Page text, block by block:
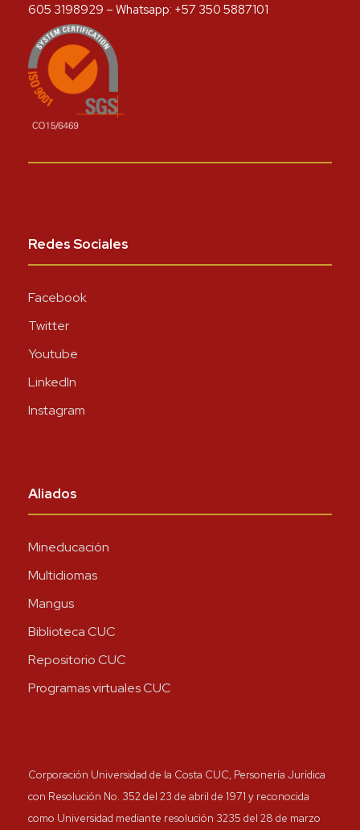
605 3198929 – Whatsapp: +57 350 5887101
Redes Sociales
Facebook
Twitter
Youtube
LinkedIn
Instagram
Aliados
Mineducación
Multidiomas
Mangus
Biblioteca CUC
Repositorio CUC
Programas virtuales CUC
Corporación Universidad de la Costa CUC, Personería Jurídica
con Resolución No. 352 del 23 de abril de 1971 y reconocida
como Universidad mediante resolución 3235 del 28 de marzo